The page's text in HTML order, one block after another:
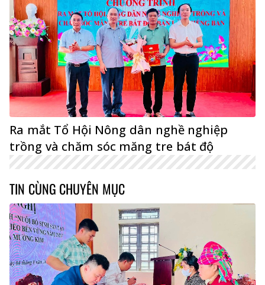
Ra mắt Tổ Hội Nông dân nghề nghiệp
trồng và chăm sóc măng tre bát độ
TIN CÙNG CHUYÊN MỤC